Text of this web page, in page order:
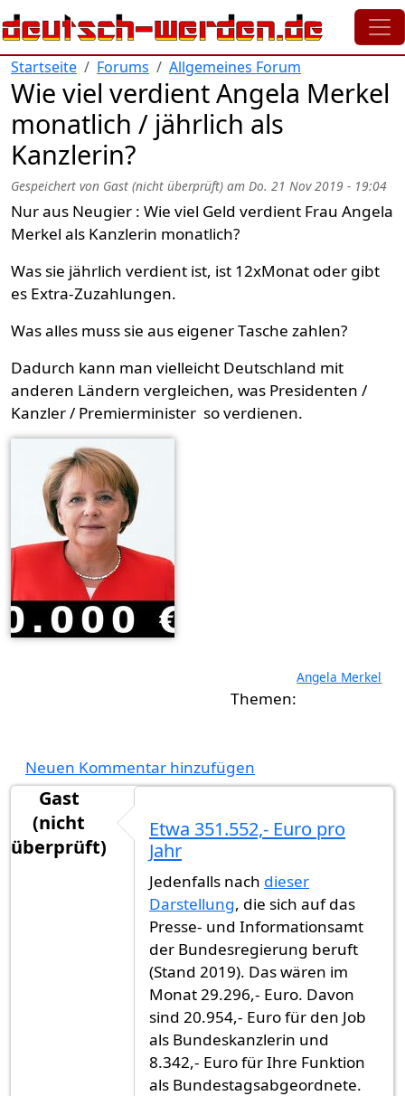
Direkt zum Inhalt
Startseite Forums Allgemeines Forum
Wie viel verdient Angela Merkel
monatlich / jährlich als
Kanzlerin?
Gespeichert von Gast (nicht überprüft) am Do. 21 Nov 2019 - 19:04
Nur aus Neugier : Wie viel Geld verdient Frau Angela
Merkel als Kanzlerin monatlich?
Was sie jährlich verdient ist, ist 12xMonat oder gibt
es Extra-Zuzahlungen.
Was alles muss sie aus eigener Tasche zahlen?
Dadurch kann man vielleicht Deutschland mit
anderen Ländern vergleichen, was Presidenten /
Kanzler / Premierminister so verdienen.
Angela Merkel
Neuen Kommentar hinzufügen
Gast
(nicht
überprüft)
Etwa 351.552,- Euro pro
Jahr
Jedenfalls nach dieser
Darstellung, die sich auf das
Presse- und Informationsamt
der Bundesregierung beruft
(Stand 2019). Das wären im
Monat 29.296,- Euro. Davon
sind 20.954,- Euro für den Job
als Bundeskanzlerin und
8.342,- Euro für Ihre Funktion
als Bundestagsabgeordnete.